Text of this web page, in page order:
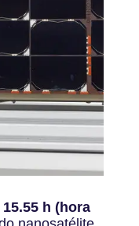
h (hora